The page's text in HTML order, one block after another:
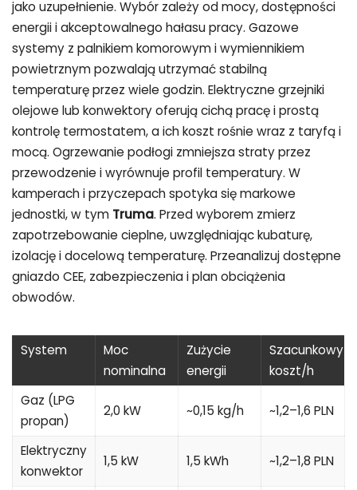
jako uzupełnienie. Wybór zależy od mocy, dostępności
energii i akceptowalnego hałasu pracy. Gazowe
systemy z palnikiem komorowym i wymiennikiem
powietrznym pozwalają utrzymać stabilną
temperaturę przez wiele godzin. Elektryczne grzejniki
olejowe lub konwektory oferują cichą pracę i prostą
kontrolę termostatem, a ich koszt rośnie wraz z taryfą i
mocą. Ogrzewanie podłogi zmniejsza straty przez
przewodzenie i wyrównuje profil temperatury. W
kamperach i przyczepach spotyka się markowe
jednostki, w tym Truma. Przed wyborem zmierz
zapotrzebowanie cieplne, uwzględniając kubaturę,
izolację i docelową temperaturę. Przeanalizuj dostępne
gniazdo CEE, zabezpieczenia i plan obciążenia
obwodów.
System
Moc
nominalna
Zużycie
energii
Szacunkowy
koszt/h
Gaz (LPG
propan)
2,0 kW ~0,15 kg/h ~1,2–1,6 PLN
Elektryczny
konwektor
1,5 kW 1,5 kWh ~1,2–1,8 PLN